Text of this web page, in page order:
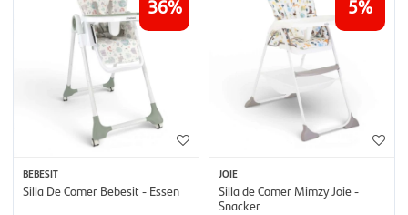
36
BEBESIT
Silla De Comer Bebesit - Essen
5
JOIE
Silla de Comer Mimzy Joie -
Snacker